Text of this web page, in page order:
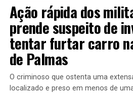
Ação rápida dos
prende suspeito de
tentar furtar carro
de Palmas
O criminoso que ostenta uma
localizado e preso em menos de